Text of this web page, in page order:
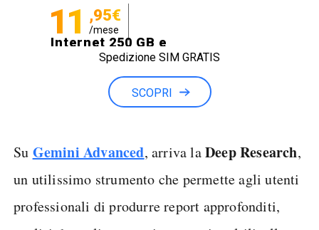
11 ,95€
/mese
Internet 250 GB e
Minuti illimitati
Spedizione SIM GRATIS
SCOPRI
Su Gemini Advanced, arriva laDeepResearch,
un utilissimo strumento che permette agli utenti
professionali di produrre report approfonditi,